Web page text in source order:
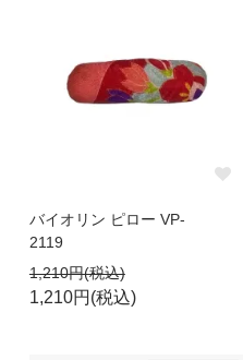
バイオリン ピロー VP-
2119
1,210円(税込)
1,210円(税込)